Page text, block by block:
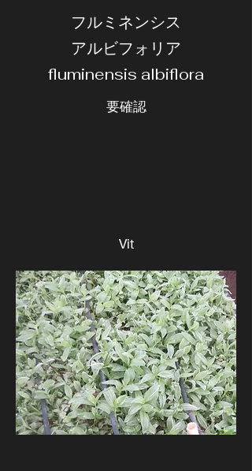
フルミネンシス
アルビフォリア
fluminensis albiflora
要確認
Vit